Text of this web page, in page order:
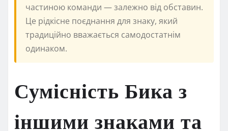
частиною команди — залежно від обставин.
Це рідкісне поєднання для знаку, який
традиційно вважається самодостатнім
одинаком.
Сумісність Бика з
іншими знаками та